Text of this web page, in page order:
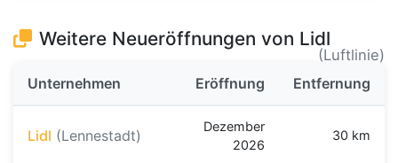
Weitere Neueröffnungen von Lidl
(Luftlinie)
Unternehmen
Eröffnung Entfernung
Lidl (Lennestadt)
Dezember
2026
30 km